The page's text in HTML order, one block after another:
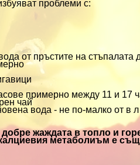
проблеми с:
от пръстите на стъпалата
примерно между 11 и 17
чай
вода - не по-малко от в
жаждата в топло и
метаболиъм е